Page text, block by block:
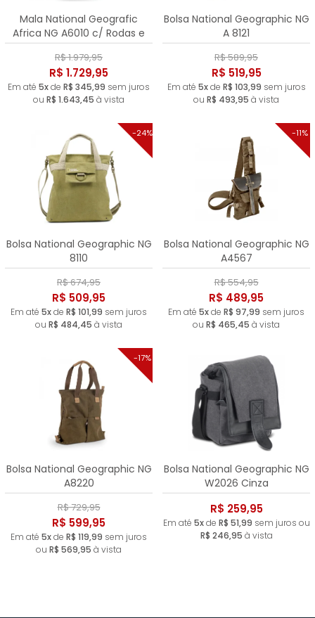
Mala National Geografic
Africa NG A6010 c/ Rodas e
Alça Retrátil
R$ 1.979,95
R$ 1.729,95
Em até 5xde R$ 345,99 sem juros
ou R$ 1.643,45 à vista
Bolsa National Geographic NG
A 8121
R$ 589,95
R$ 519,95
Em até 5xde R$ 103,99 sem juros
ou R$ 493,95 à vista
-24%
Bolsa National Geographic NG
8110
R$ 674,95
R$ 509,95
Em até 5xde R$ 101,99 sem juros
ou R$ 484,45 à vista
-11%
Bolsa National Geographic NG
A4567
R$ 554,95
R$ 489,95
Em até 5xde R$ 97,99 sem juros
ou R$ 465,45 à vista
-17%
Bolsa National Geographic NG
A8220
R$ 729,95
R$ 599,95
Em até 5xde R$ 119,99 sem juros
ou R$ 569,95 à vista
Bolsa National Geographic NG
W2026 Cinza
R$ 259,95
Em até 5xde R$ 51,99 sem juros ou
R$ 246,95 à vista